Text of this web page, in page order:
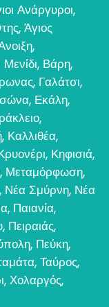
Ανάργυροι,
, Άγιος
,
, Βάρη,
, Γαλάτσι,
, Εκάλη,
,
, Καλλιθέα,
, Κηφισιά,
, Μεταμόρφωση,
, Νέα Σμύρνη, Νέα
, Παιανία,
, Πειραιάς,
, Πεύκη,
, Ταύρος,
, Χολαργός,